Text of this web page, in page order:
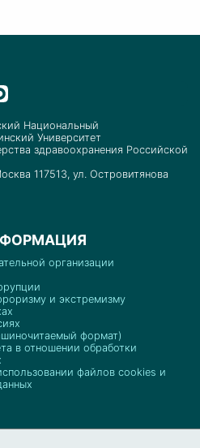
Национальный
Университет
здравоохранения Российской
117513, ул. Островитянова
организации
и экстремизму
формат)
в отношении обработки
файлов cookies и